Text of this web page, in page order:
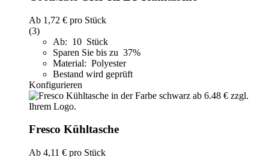
Ab 1,72 € pro Stück
(3)
Ab: 10 Stück
Sparen Sie bis zu 37%
Material: Polyester
Bestand wird geprüft
Konfigurieren
Fresco Kühltasche
Ab 4,11 € pro Stück